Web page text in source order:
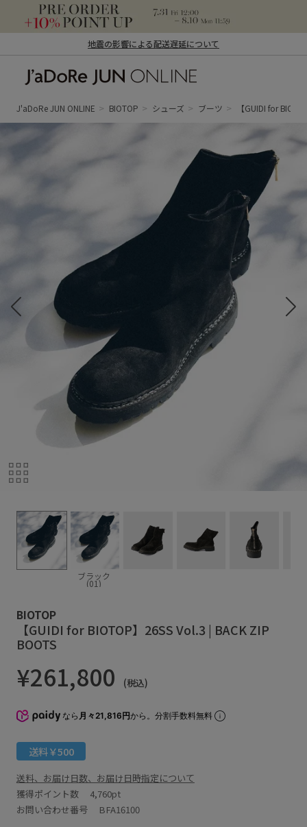
地震の影響による配送遅延について
ン オンライン）
J'aDoRe JUN ONLINE BIOTOP シューズ ブーツ 【GUIDI for
ブラック
(01)
BIOTOP
【GUIDI for BIOTOP】26SS Vol.3 | BACK ZIP
BOOTS
¥261,800 (税込)
なら 月々21,816円から。分割手数料無料
送料￥500
送料、お届け日数、お届け日時指定について
獲得ポイント数 4,760pt
お問い合わせ番号 BFA16100